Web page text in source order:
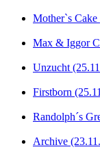
Mother`s
Max & Iggor
Unzucht
Firstborn
Randolph´s
Archive